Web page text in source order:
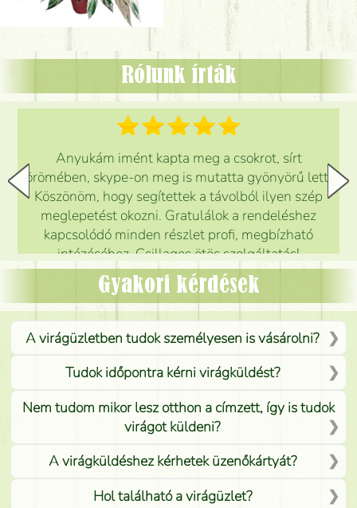
Rólunk írták
Anyukám imént kapta meg a csokrot, sírt
örömében, skype-on meg is mutatta gyönyörű lett.
Köszönöm, hogy segítettek a távolból ilyen szép
meglepetést okozni. Gratulálok a rendeléshez
kapcsolódó minden részlet profi, megbízható
intézéséhez. Csillagos ötös szolgáltatás!
Mónika
Gyakori kérdések
A virágüzletben tudok személyesen is vásárolni?
Tudok időpontra kérni virágküldést?
Nem tudom mikor lesz otthon a címzett, így is tudok
virágot küldeni?
A virágküldéshez kérhetek üzenőkártyát?
Hol található a virágüzlet?